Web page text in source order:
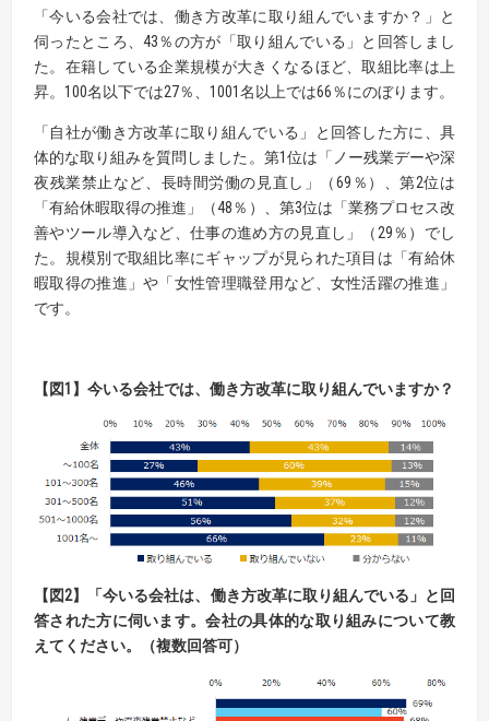
「今いる会社では、働き方改革に取り組んでいますか？」と
伺ったところ、43％の方が「取り組んでいる」と回答しまし
た。在籍している企業規模が大きくなるほど、取組比率は上
昇。100名以下では27％、1001名以上では66％にのぼります。
「自社が働き方改革に取り組んでいる」と回答した方に、具
体的な取り組みを質問しました。第1位は「ノー残業デーや深
夜残業禁止など、長時間労働の見直し」（69％）、第2位は
「有給休暇取得の推進」（48％）、第3位は「業務プロセス改
善やツール導入など、仕事の進め方の見直し」（29％）でし
た。規模別で取組比率にギャップが見られた項目は「有給休
暇取得の推進」や「女性管理職登用など、女性活躍の推進」
です。
【図1】 今いる会社では、働き方改革に取り組んでいますか？
【 図2】 「今いる会社は、 働き方改革に取り組んでいる」と回
答された方に伺います。会社の具体的な取り組みについて教
えてください。（複数回答可）